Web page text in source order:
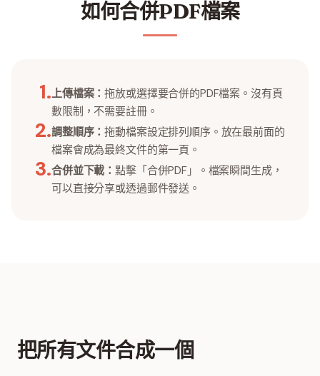
如何合併PDF檔案
1.上傳檔案：拖放或選擇要合併的PDF檔案。沒有頁
數限制，不需要註冊。
2.調整順序：拖動檔案設定排列順序。放在最前面的
檔案會成為最終文件的第一頁。
3.合併並下載：點擊「合併PDF」。檔案瞬間生成，
可以直接分享或透過郵件發送。
把所有文件合成一個